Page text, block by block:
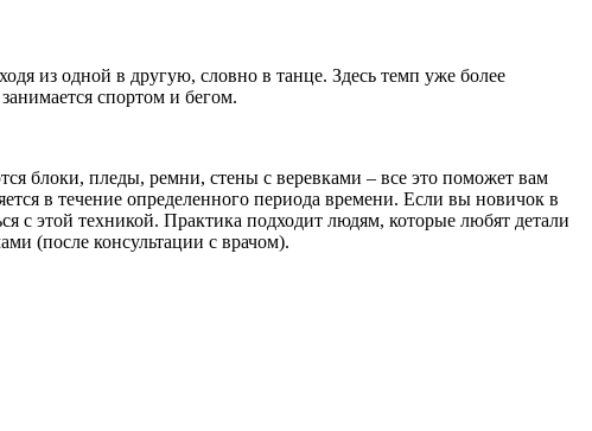
из одной в другую, словно в танце. Здесь темп уже более
спортом и бегом.
блоки, пледы, ремни, стены с веревками – все это поможет вам
в течение определенного периода времени. Если вы новичок в
с этой техникой. Практика подходит людям, которые любят детали
(после консультации с врачом).